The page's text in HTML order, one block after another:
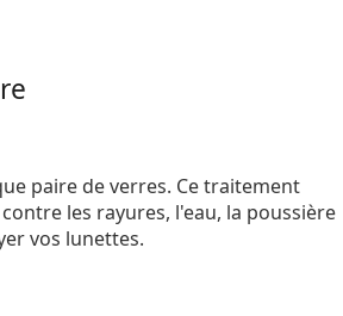
paire de verres. Ce traitement
les rayures, l'eau, la poussière
vos lunettes.